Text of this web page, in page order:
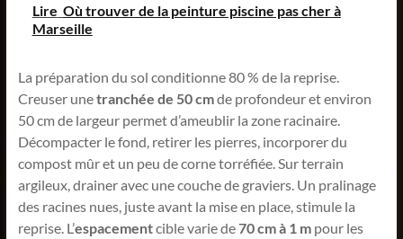
Lire Où trouver de la peinture piscine pas cher à
Marseille
La préparation du sol conditionne 80 % de la reprise.
Creuser unetranchée de 50 cmde profondeur et environ
50 cm de largeur permet d’ameublir la zone racinaire.
Décompacter le fond, retirer les pierres, incorporer du
compost mûr et un peu de corne torréfiée. Sur terrain
argileux, drainer avec une couche de graviers. Un pralinage
des racines nues, juste avant la mise en place, stimule la
reprise. L’espacementcible varie de70 cm à 1 mpour les